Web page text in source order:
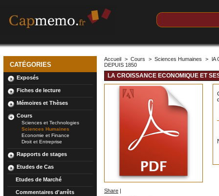
CATÉGORIES
Exposés
Fiches de lecture
Mémoires et Thèses
Cours
Sciences et Technologies
Sciences Humaines
Economie et Finance
Droit et Entreprise
Rapports de stages
Etudes de Cas
Etudes de Marché
Commentaires d'arrêts
Accueil > Cours > Sciences Humaines > lA
DEPUIS 1850
LA CROISSANCE ECONOMIQUE ET
Share |